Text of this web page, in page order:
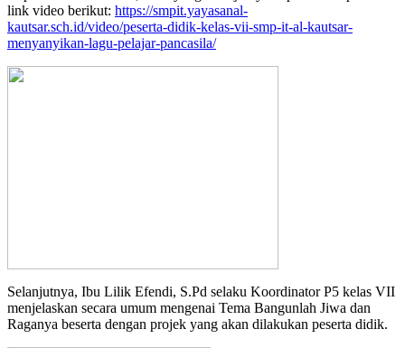
link video berikut: https://smpit.yayasanal-
kautsar.sch.id/video/peserta-didik-kelas-vii-smp-it-al-kautsar-
menyanyikan-lagu-pelajar-pancasila/
Selanjutnya, Ibu Lilik Efendi, S.Pd selaku Koordinator P5 kelas VII
menjelaskan secara umum mengenai Tema Bangunlah Jiwa dan
Raganya beserta dengan projek yang akan dilakukan peserta didik.